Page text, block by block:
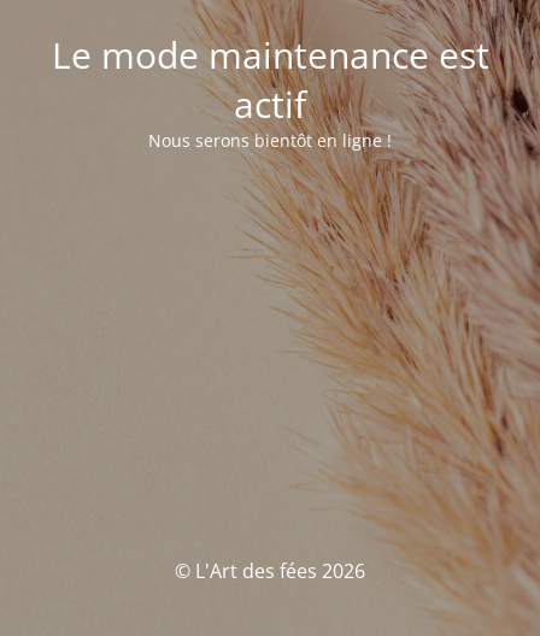
Le mode maintenance est
actif
Nous serons bientôt en ligne !
© L'Art des fées 2026